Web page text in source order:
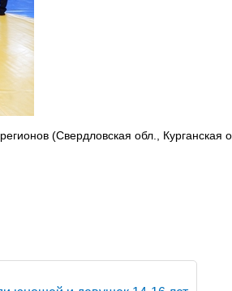
(Свердловская обл., Курганская